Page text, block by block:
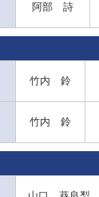
阿部 詩
竹内 鈴
竹内 鈴